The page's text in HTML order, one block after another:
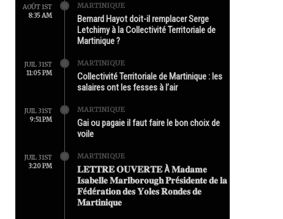
AOÛT 1ST
8:35 AM
MARTINIQUE
Bernard Hayot doit-il remplacer Serge
Letchimy à la Collectivité Territoriale de
Martinique ?
JUIL 31ST
11:05 PM
MARTINIQUE
Collectivité Territoriale de Martinique : les
salaires ont les fesses à l’air
JUIL 31ST
9:51 PM
MARTINIQUE
Gai ou pagaie il faut faire le bon choix de
voile
JUIL 31ST
3:20 PM
MARTINIQUE
𝐋𝐄𝐓𝐓𝐑𝐄 𝐎𝐔𝐕𝐄𝐑𝐓𝐄 À 𝐌𝐚𝐝𝐚𝐦𝐞
𝐈𝐬𝐚𝐛𝐞𝐥𝐥𝐞 𝐌𝐚𝐫𝐥𝐛𝐨𝐫𝐨𝐮𝐠𝐡 𝐏𝐫é𝐬𝐢𝐝𝐞𝐧𝐭𝐞 𝐝𝐞 𝐥𝐚
𝐅é𝐝é𝐫𝐚𝐭𝐢𝐨𝐧 𝐝𝐞𝐬 𝐘𝐨𝐥𝐞𝐬 𝐑𝐨𝐧𝐝𝐞𝐬 𝐝𝐞
𝐌𝐚𝐫𝐭𝐢𝐧𝐢𝐪𝐮𝐞